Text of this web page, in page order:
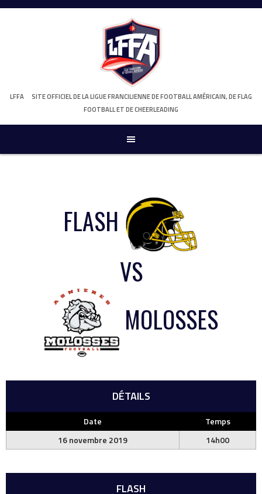
Skip
LFFA
SITE OFFICIEL DE LA LIGUE FRANCILIENNE DE FOOTBALL AMÉRICAIN, DE FLAG
FOOTBALL ET DE CHEERLEADING
FLASH
VS
MOLOSSES
DÉTAILS
Date
Temps
16 novembre 2019
14h00
FLASH